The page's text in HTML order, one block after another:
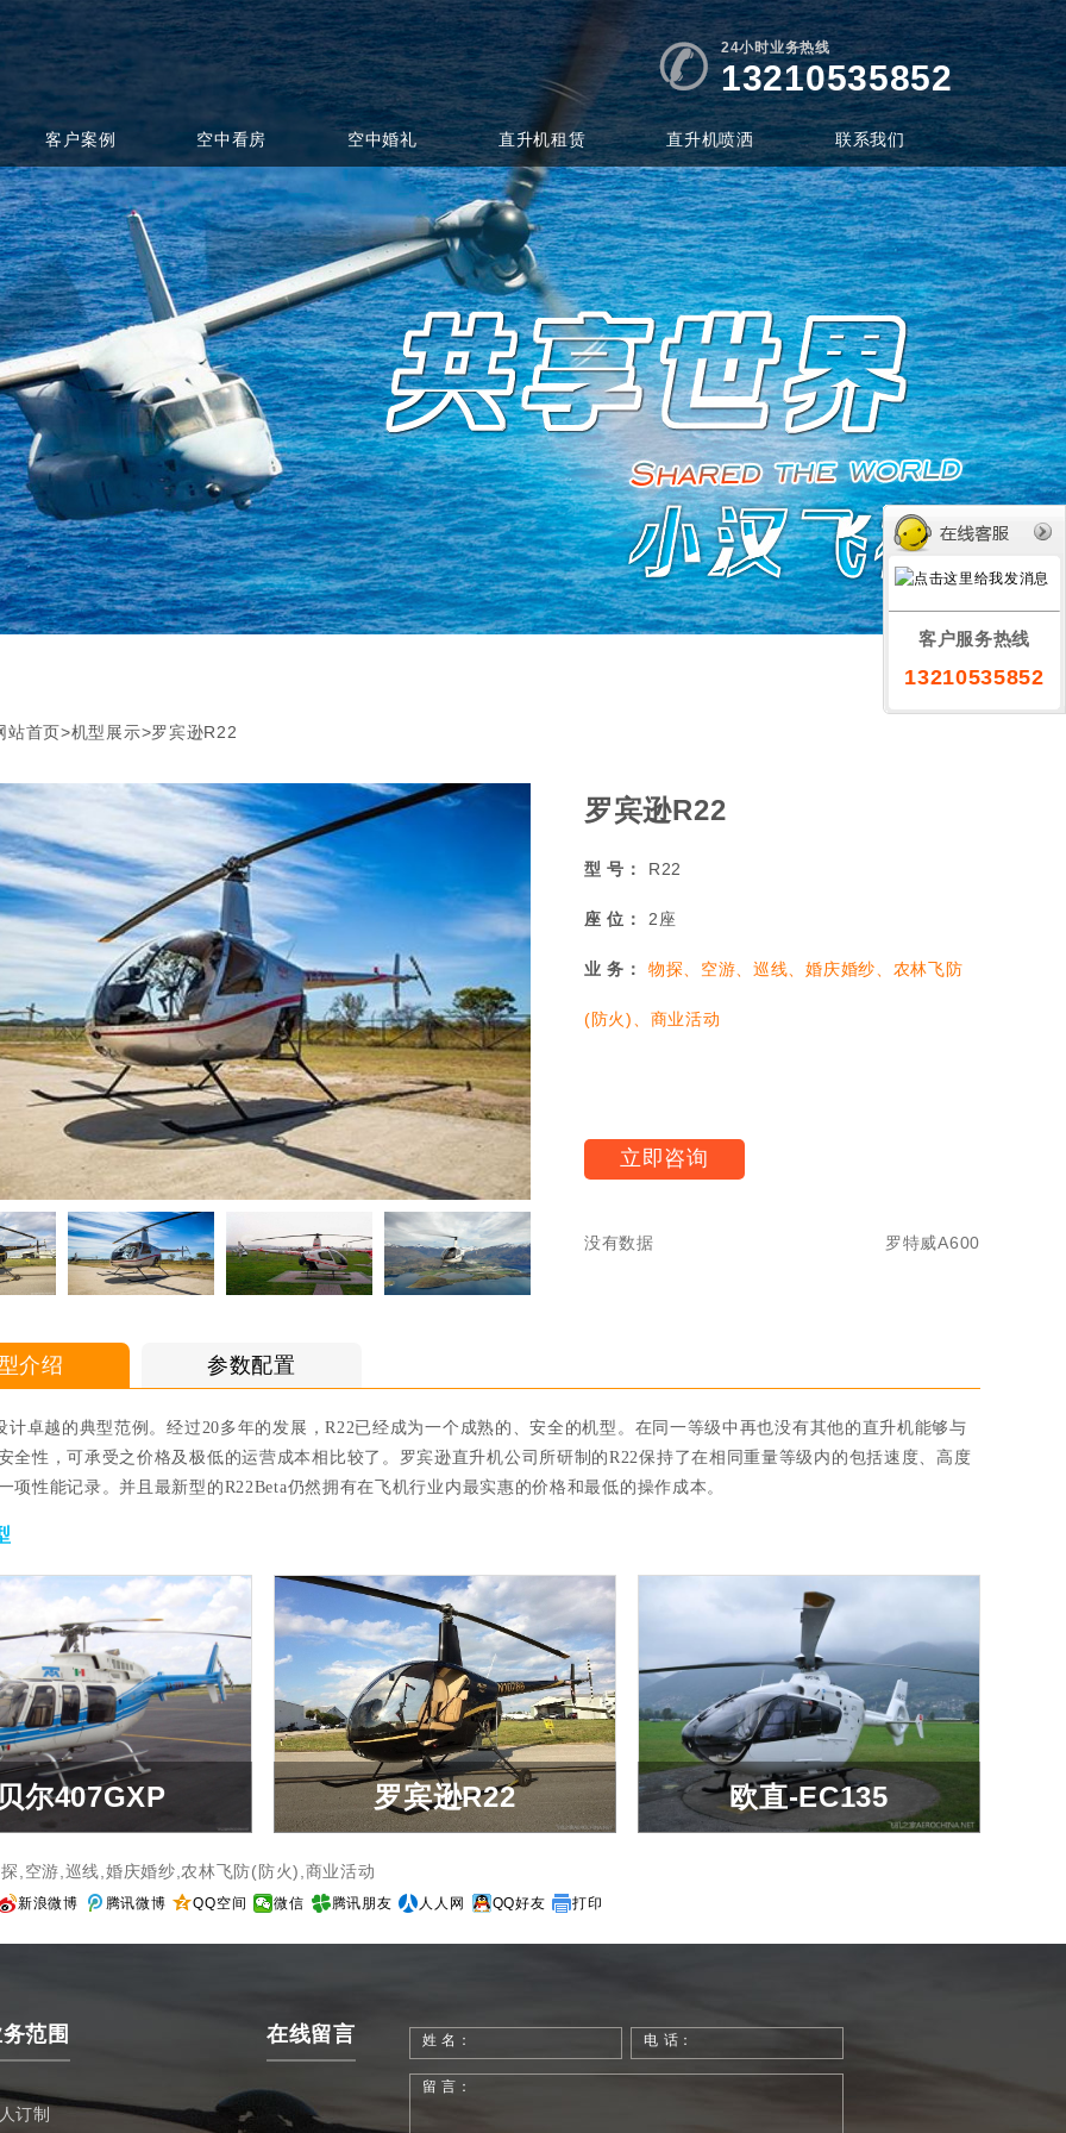
24小时业务热线
13210535852
客户案例 空中看房 空中婚礼 直升机租赁 直升机喷洒 联系我们
站首页>机型展示>罗宾逊R22
罗宾逊R22
型 号： R22
座 位： 2座
业 务： 物探、空游、巡线、婚庆婚纱、农林飞防
(防火)、商业活动
立即咨询
没有数据 罗特威A600
介绍 参数配置
计卓越的典型范例。经过20多年的发展，R22已经成为一个成熟的、安全的机型。在同一等级中再也没有其他的直升机能够与
全性，可承受之价格及极低的运营成本相比较了。罗宾逊直升机公司所研制的R22保持了在相同重量等级内的包括速度、高度
项性能记录。并且最新型的R22Beta仍然拥有在飞机行业内最实惠的价格和最低的操作成本。
产地属性：
美国
级别：
活塞直升机
发动机类型：
发动机型号：
0-320-B2C
发动机制造商：
莱康明Lycoming
机身
罗宾逊 R22
长度(米)：
8.70
翼展(米)：
7.70
高度(米)：
-
121 hp
燃油类型：
尔407GXP
尔407GXP
罗宾逊R22
罗宾逊R22
欧直-EC135
,空游,巡线,婚庆婚纱,农林飞防(防火),商业活动
新浪微博 腾讯微博 QQ空间 微信 腾讯朋友 人人网 QQ好友 打印
范围
订制
在线留言 姓 名： 电 话：
留 言：
客户服务热线
13210535852